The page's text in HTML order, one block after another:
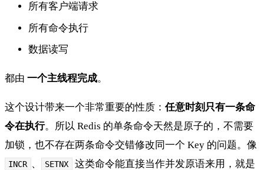
所有客户端请求
所有命令执行
数据读写
都由 一个主线程完成。
这个设计带来一个非常重要的性质： 任意时刻只有一条命
令在执行。所以 Redis 的单条命令天然是原子的，不需要
加锁，也不存在两条命令交错修改同一个 Key 的问题。像
INCR 、 SETNX
这类命令能直接当作并发原语来用，就是